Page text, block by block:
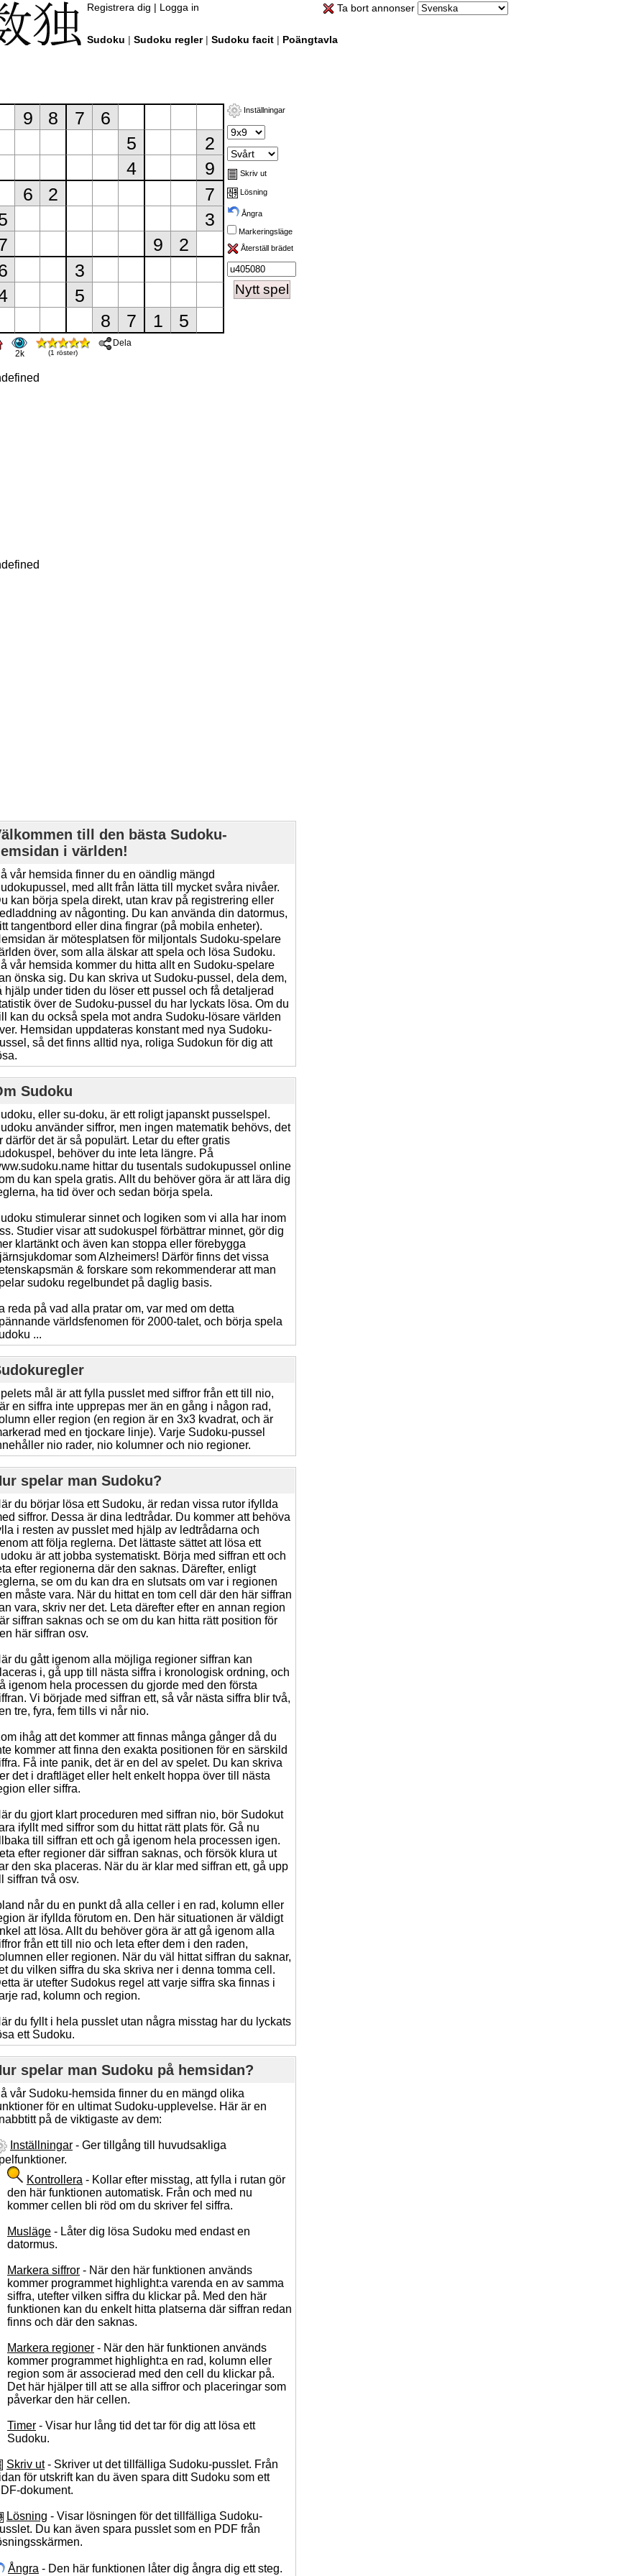
Ta bort annonser
Registrera dig | Logga in
Sudoku | Sudoku regler| Sudoku facit | Poängtavla
2k (1 röster)
Dela
Inställningar
Skriv ut
Lösning
Ångra
Markeringsläge
Återställ brädet
Nytt spel
till den bästa Sudoku-
i världen!
vår hemsida finner du en oändlig mängd
med allt från lätta till mycket svåra nivåer.
kan börja spela direkt, utan krav på registrering eller
av någonting. Du kan använda din datormus,
tangentbord eller dina fingrar (på mobila enheter).
är mötesplatsen för miljontals Sudoku-spelare
över, som alla älskar att spela och lösa Sudoku.
vår hemsida kommer du hitta allt en Sudoku-spelare
önska sig. Du kan skriva ut Sudoku-pussel, dela dem,
hjälp under tiden du löser ett pussel och få detaljerad
över de Sudoku-pussel du har lyckats lösa. Om du
kan du också spela mot andra Sudoku-lösare världen
Hemsidan uppdateras konstant med nya Sudoku-
så det finns alltid nya, roliga Sudokun för dig att
Sudoku
eller su-doku, är ett roligt japanskt pusselspel.
använder siffror, men ingen matematik behövs, det
därför det är så populärt. Letar du efter gratis
behöver du inte leta längre. På
hittar du tusentals sudokupussel online
du kan spela gratis. Allt du behöver göra är att lära dig
ha tid över och sedan börja spela.
stimulerar sinnet och logiken som vi alla har inom
Studier visar att sudokuspel förbättrar minnet, gör dig
klartänkt och även kan stoppa eller förebygga
som Alzheimers! Därför finns det vissa
& forskare som rekommenderar att man
sudoku regelbundet på daglig basis.
reda på vad alla pratar om, var med om detta
världsfenomen för 2000-talet, och börja spela
...
mål är att fylla pusslet med siffror från ett till nio,
en siffra inte upprepas mer än en gång i någon rad,
eller region (en region är en 3x3 kvadrat, och är
med en tjockare linje). Varje Sudoku-pussel
nio rader, nio kolumner och nio regioner.
spelar man Sudoku?
du börjar lösa ett Sudoku, är redan vissa rutor ifyllda
siffror. Dessa är dina ledtrådar. Du kommer att behöva
i resten av pusslet med hjälp av ledtrådarna och
att följa reglerna. Det lättaste sättet att lösa ett
är att jobba systematiskt. Börja med siffran ett och
efter regionerna där den saknas. Därefter, enligt
se om du kan dra en slutsats om var i regionen
måste vara. När du hittat en tom cell där den här siffran
vara, skriv ner det. Leta därefter efter en annan region
siffran saknas och se om du kan hitta rätt position för
här siffran osv.
du gått igenom alla möjliga regioner siffran kan
i, gå upp till nästa siffra i kronologisk ordning, och
igenom hela processen du gjorde med den första
Vi började med siffran ett, så vår nästa siffra blir två,
tre, fyra, fem tills vi når nio.
ihåg att det kommer att finnas många gånger då du
kommer att finna den exakta positionen för en särskild
Få inte panik, det är en del av spelet. Du kan skriva
det i draftläget eller helt enkelt hoppa över till nästa
eller siffra.
du gjort klart proceduren med siffran nio, bör Sudokut
ifyllt med siffror som du hittat rätt plats för. Gå nu
till siffran ett och gå igenom hela processen igen.
efter regioner där siffran saknas, och försök klura ut
den ska placeras. När du är klar med siffran ett, gå upp
siffran två osv.
når du en punkt då alla celler i en rad, kolumn eller
är ifyllda förutom en. Den här situationen är väldigt
att lösa. Allt du behöver göra är att gå igenom alla
från ett till nio och leta efter dem i den raden,
eller regionen. När du väl hittat siffran du saknar,
du vilken siffra du ska skriva ner i denna tomma cell.
är utefter Sudokus regel att varje siffra ska finnas i
rad, kolumn och region.
du fyllt i hela pusslet utan några misstag har du lyckats
ett Sudoku.
spelar man Sudoku på hemsidan?
vår Sudoku-hemsida finner du en mängd olika
för en ultimat Sudoku-upplevelse. Här är en
på de viktigaste av dem:
Inställningar - Ger tillgång till huvudsakliga
Kontrollera - Kollar efter misstag, att fylla i rutan gör
den här funktionen automatisk. Från och med nu
kommer cellen bli röd om du skriver fel siffra.
Musläge - Låter dig lösa Sudoku med endast en
datormus.
Markera siffror - När den här funktionen används
kommer programmet highlight:a varenda en av samma
siffra, utefter vilken siffra du klickar på. Med den här
funktionen kan du enkelt hitta platserna där siffran redan
finns och där den saknas.
Markera regioner - När den här funktionen används
kommer programmet highlight:a en rad, kolumn eller
region som är associerad med den cell du klickar på.
Det här hjälper till att se alla siffror och placeringar som
påverkar den här cellen.
Timer - Visar hur lång tid det tar för dig att lösa ett
Sudoku.
Skriv ut- Skriver ut det tillfälliga Sudoku-pusslet. Från
för utskrift kan du även spara ditt Sudoku som ett
dokument.
Lösning - Visar lösningen för det tillfälliga Sudoku-
Du kan även spara pusslet som en PDF från
Ångra - Den här funktionen låter dig ångra dig ett steg.